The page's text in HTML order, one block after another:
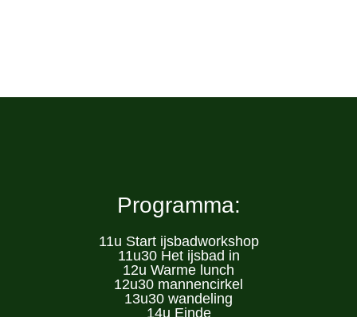
Programma:
11u Start ijsbadworkshop
11u30Het ijsbad in
12u Warme lunch
12u30 mannencirkel
13u30 wandeling
14u Einde